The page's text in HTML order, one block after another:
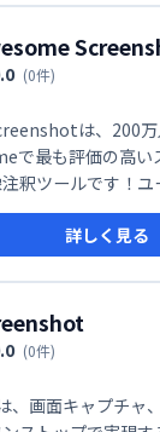
(0件)
は、200万
で最も評価の高い
釈ツールです！
て、アプリ内購入
ミアム機能は完全
詳しく見る
(0件)
画面キャプチャ